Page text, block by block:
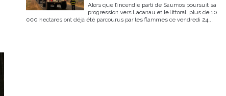
Alors que l’incendie parti de Saumos poursuit sa
progression vers Lacanau et le littoral, plus de 10
000 hectares ont déjà été parcourus par les flammes ce vendredi 24...